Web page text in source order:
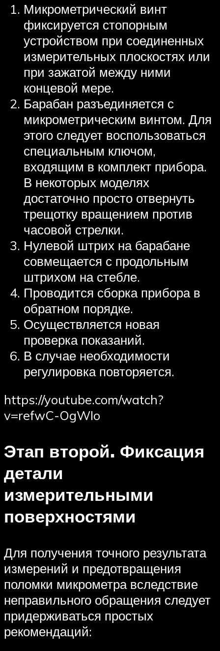
Микрометрический винт
фиксируется стопорным
устройством при соединенных
измерительных плоскостях или
при зажатой между ними
концевой мере.
Барабан разъединяется с
микрометрическим винтом. Для
этого следует воспользоваться
специальным ключом,
входящим в комплект прибора.
В некоторых моделях
достаточно просто отвернуть
трещотку вращением против
часовой стрелки.
Нулевой штрих на барабане
совмещается с продольным
штрихом на стебле.
Проводится сборка прибора в
обратном порядке.
Осуществляется новая
проверка показаний.
В случае необходимости
регулировка повторяется.
https://youtube.com/watch?
v=refwC-OgWIo
Этап второй. Фиксация
детали
измерительными
поверхностями
Для получения точного результата
измерений и предотвращения
поломки микрометра вследствие
неправильного обращения следует
придерживаться простых
рекомендаций: